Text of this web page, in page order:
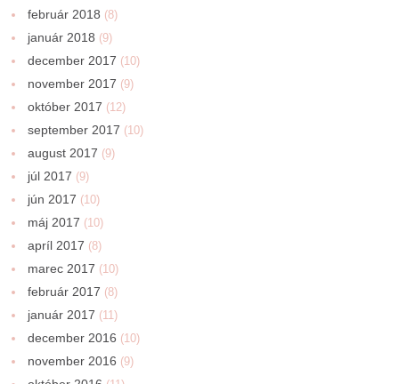
február 2018 (8)
január 2018 (9)
december 2017 (10)
november 2017 (9)
október 2017 (12)
september 2017 (10)
august 2017 (9)
júl 2017 (9)
jún 2017 (10)
máj 2017 (10)
apríl 2017 (8)
marec 2017 (10)
február 2017 (8)
január 2017 (11)
december 2016 (10)
november 2016 (9)